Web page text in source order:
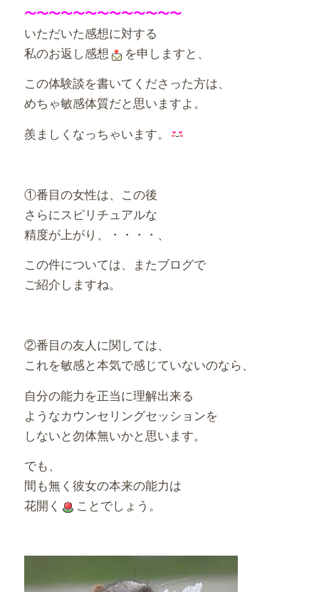
〜〜〜〜〜〜〜〜〜〜〜〜〜
いただいた感想に対する
私のお返し感想
を申しますと、
この体験談を書いてくださった方は、
めちゃ敏感体質だと思いますよ。
羨ましくなっちゃいます。
①番目の女性は、この後
さらにスピリチュアルな
精度が上がり、・・・・、
この件については、またブログで
ご紹介しますね。
②番目の友人に関しては、
これを敏感と本気で感じていないのなら、
自分の能力を正当に理解出来る
ようなカウンセリングセッションを
しないと勿体無いかと思います。
でも、
間も無く彼女の本来の能力は
花開く
ことでしょう。